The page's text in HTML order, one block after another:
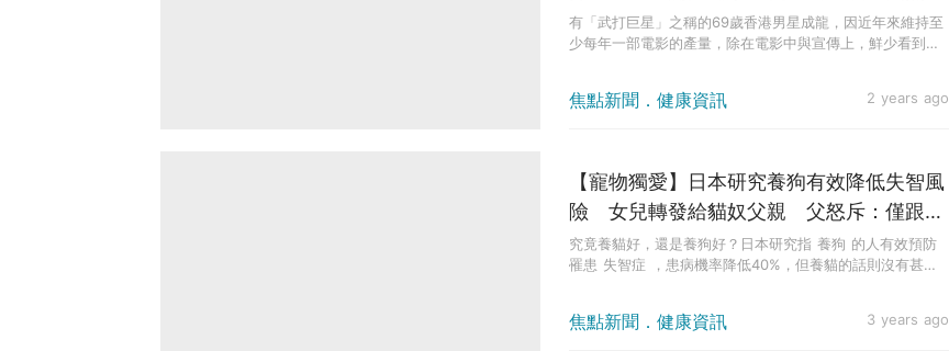
焦點新聞．健康資訊 2 years ago
覺他老了
有「武打巨星」之稱的69歲香港男星成龍，因近年來維持至
少每年一部電影的產量，除在電影中與宣傳上，鮮少看到成
焦點新聞．健康資訊 3 years ago
【寵物獨愛】日本研究養狗有效降低失智風
險 女兒轉發給貓奴父親 父怒斥：僅跟貓
咪對上眼就能防止老化！
究竟養貓好，還是養狗好？日本研究指 養狗 的人有效預防
罹患 失智症 ，患病機率降低40%，但養貓的話則沒有甚麼